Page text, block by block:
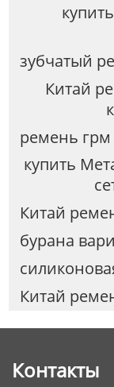
зубчатый
Китай
ремень грм
купить
Китай
бурана
Китай
Контакты